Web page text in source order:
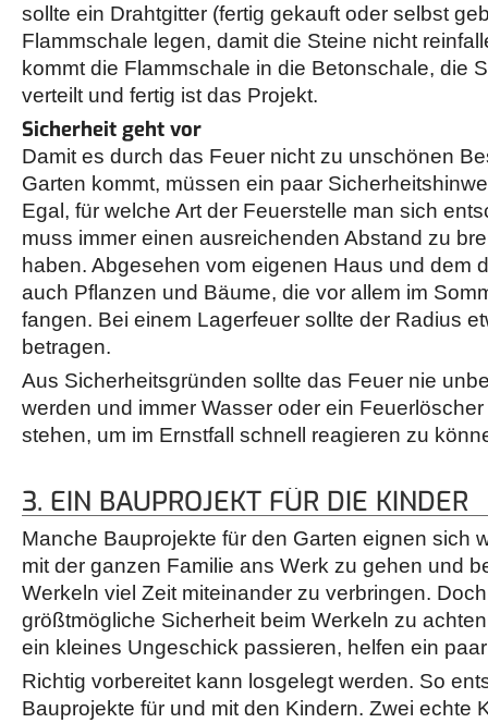
sollte ein Drahtgitter (fertig gekauft oder selbst
Flammschale legen, damit die Steine nicht
kommt die Flammschale in die Betonschale, die
verteilt und fertig ist das Projekt.
Sicherheit geht vor
Damit es durch das Feuer nicht zu unschönen
Garten kommt, müssen ein paar
Egal, für welche Art der Feuerstelle man sich
muss immer einen ausreichenden Abstand zu
haben. Abgesehen vom eigenen Haus und dem
auch Pflanzen und Bäume, die vor allem im
fangen. Bei einem Lagerfeuer sollte der Radius
betragen.
Aus Sicherheitsgründen sollte das Feuer nie
werden und immer Wasser oder ein
stehen, um im Ernstfall schnell reagieren zu
3. EIN BAUPROJEKT FÜR DIE KINDER
Manche Bauprojekte für den Garten eignen sich
mit der ganzen Familie ans Werk zu gehen und
Werkeln viel Zeit miteinander zu verbringen.
größtmögliche Sicherheit beim Werkeln zu
ein kleines Ungeschick passieren, helfen ein
Richtig vorbereitet kann losgelegt werden. So
Bauprojekte für und mit den Kindern. Zwei echte